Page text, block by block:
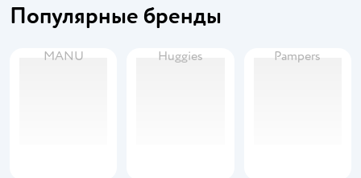
Популярные бренды
MANU Huggies Pampers